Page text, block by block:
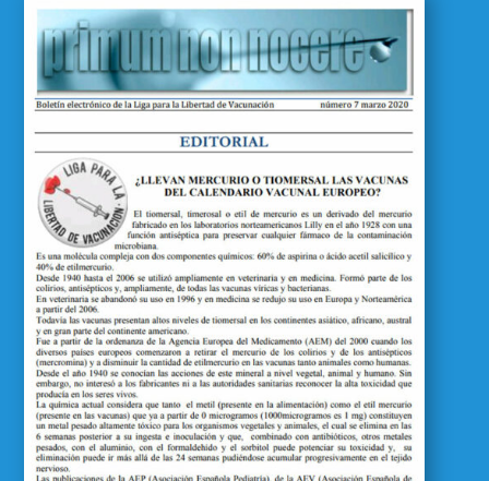
Primum Non Nocere 07